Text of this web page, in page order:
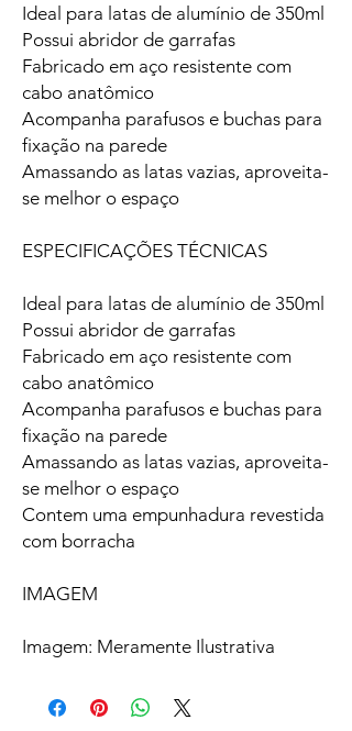
Ideal para latas de alumínio de 350ml
Possui abridor de garrafas
Fabricado em aço resistente com
cabo anatômico
Acompanha parafusos e buchas para
fixação na parede
Amassando as latas vazias, aproveita-
se melhor o espaço
ESPECIFICAÇÕES TÉCNICAS
Ideal para latas de alumínio de 350ml
Possui abridor de garrafas
Fabricado em aço resistente com
cabo anatômico
Acompanha parafusos e buchas para
fixação na parede
Amassando as latas vazias, aproveita-
se melhor o espaço
Contem uma empunhadura revestida
com borracha
IMAGEM
Imagem: Meramente Ilustrativa